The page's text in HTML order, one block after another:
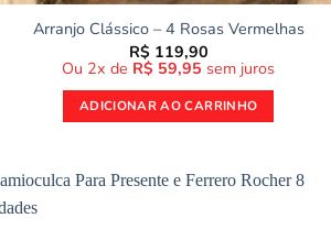
Arranjo Clássico – 4 Rosas Vermelhas
R$ 119,90
Ou 2x de R$ 59,95 sem juros
ADICIONAR AO CARRINHO